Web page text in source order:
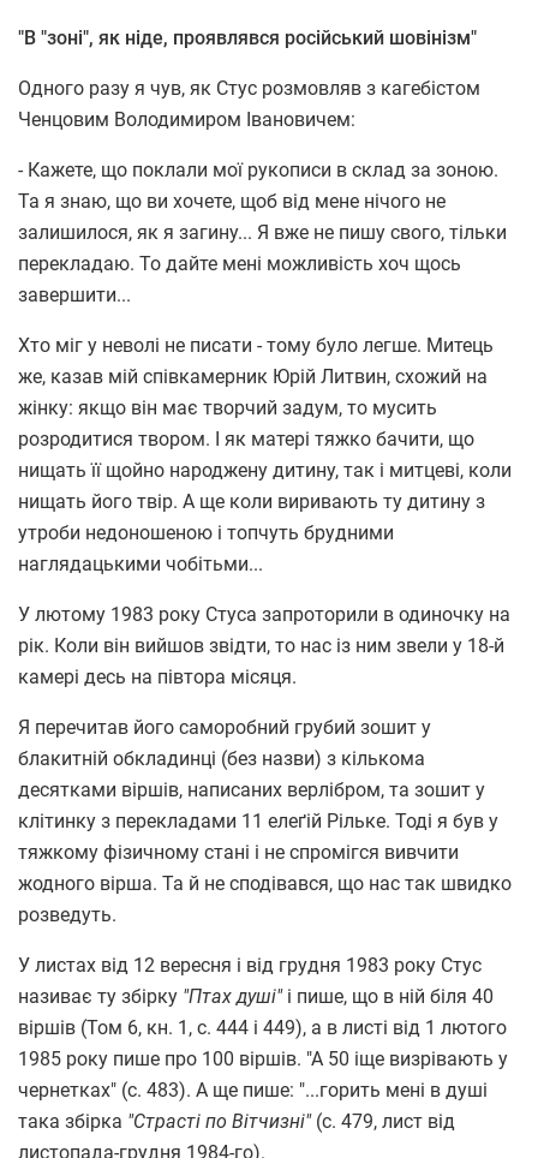
"В "зоні", як ніде, проявлявся російський шовінізм"
Одного разу я чув, як Стус розмовляв з кагебістом
Ченцовим Володимиром Івановичем:
- Кажете, що поклали мої рукописи в склад за зоною.
Та я знаю, що ви хочете, щоб від мене нічого не
залишилося, як я загину... Я вже не пишу свого, тільки
перекладаю. То дайте мені можливість хоч щось
завершити...
Хто міг у неволі не писати - тому було легше. Митець
же, казав мій співкамерник Юрій Литвин, схожий на
жінку: якщо він має творчий задум, то мусить
розродитися твором. І як матері тяжко бачити, що
нищать її щойно народжену дитину, так і митцеві, коли
нищать його твір. А ще коли виривають ту дитину з
утроби недоношеною і топчуть брудними
наглядацькими чобітьми...
У лютому 1983 року Стуса запроторили в одиночку на
рік. Коли він вийшов звідти, то нас із ним звели у 18-й
камері десь на півтора місяця.
Я перечитав його саморобний грубий зошит у
блакитній обкладинці (без назви) з кількома
десятками віршів, написаних верлібром, та зошит у
клітинку з перекладами 11 елеґій Рільке. Тоді я був у
тяжкому фізичному стані і не спромігся вивчити
жодного вірша. Та й не сподівався, що нас так швидко
розведуть.
У листах від 12 вересня і від грудня 1983 року Стус
називає ту збірку "Птах душі"і пише, що в ній біля 40
віршів (Том 6, кн. 1, с. 444 і 449), а в листі від 1 лютого
1985 року пише про 100 віршів. "А 50 іще визрівають у
чернетках" (с. 483). А ще пише: "...горить мені в душі
така збірка "Страсті по Вітчизні"(с. 479, лист від
листопада-грудня 1984-го).